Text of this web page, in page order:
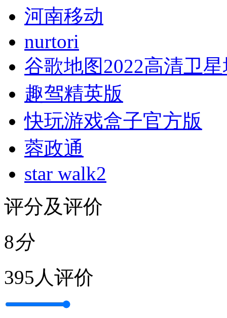
河南移动
nurtori
谷歌地图2022高清卫
趣驾精英版
快玩游戏盒子官方版
蓉政通
star walk2
评分及评价
8分
395人评价